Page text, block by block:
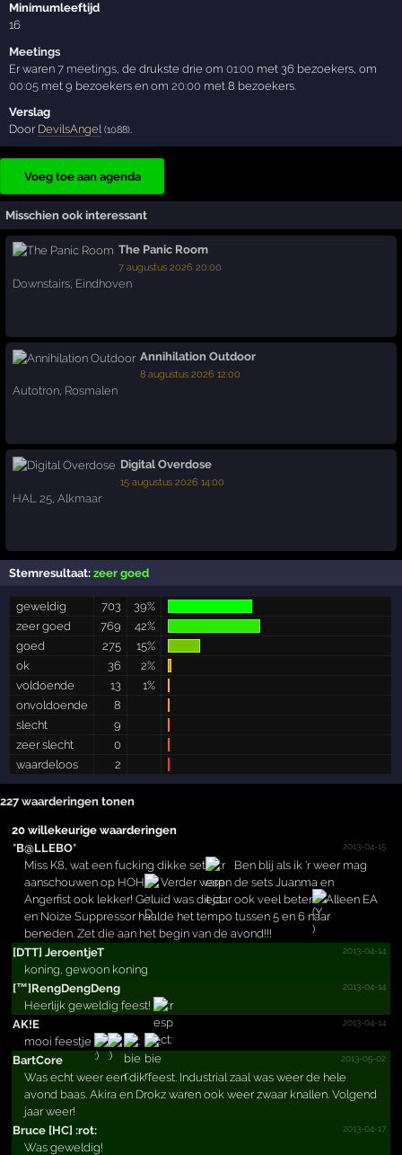
Minimumleeftijd
16
Meetings
Er waren7 meetings , de drukste drie om01:00 met 36 bezoekers, om
00:05 met 9 bezoekers en om20:00 met 8 bezoekers.
Verslag
Door DevilsAngel (1088)
Voeg toe aan agenda
Misschien ook interessant
The Panic Room
7 augustus 2026 20:00
Downstairs, Eindhoven
Annihilation Outdoor
8 augustus 2026 12:00
Autotron, Rosmalen
Digital Overdose
15 augustus 2026 14:00
HAL 25 ,Alkmaar
Stemresultaat:zeer goed
geweldig 703
39%
zeer goed
769
42%
goed
275
15%
ok
36
2%
voldoende
13
1%
onvoldoende
8
slecht
9
zeer slecht
0
waardeloos
2
227 waarderingen tonen
20 willekeurige waarderingen
*B@LLEBO*
2013-04-15
Miss K8, wat een fucking dikke set
Ben blij als ik 'r weer mag
aanschouwen op HOH
Verder waren de sets Juanma en
Angerfist ook lekker! Geluid was dit jaar ook veel beter
Alleen EA
en Noize Suppressor haalde het tempo tussen 5 en 6 naar
beneden. Zet die aan het begin van de avond!!!
[DTT] JeroentjeT
2013-04-14
koning, gewoon koning
[™]Ren­gDengD­eng
2013-04-14
Heerlijk geweldig feest!
AK!E
2013-04-14
mooi feestje
BartCore
2013-05-02
Was echt weer een dik feest. Industrial zaal was weer de hele
avond baas. Akira en Drokz waren ook weer zwaar knallen. Volgend
jaar weer!
Bruce [HC] :rot:
2013-04-17
Was geweldig!